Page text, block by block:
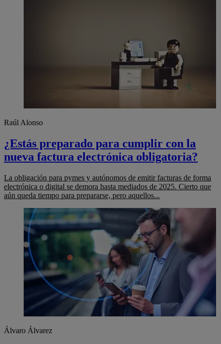
Raúl Alonso
¿Estás preparado para cumplir con la
nueva factura electrónica obligatoria?
La obligación para pymes y autónomos de emitir facturas de forma
electrónica o digital se demora hasta mediados de 2025. Cierto que
aún queda tiempo para prepararse, pero aquellos...
Álvaro Álvarez